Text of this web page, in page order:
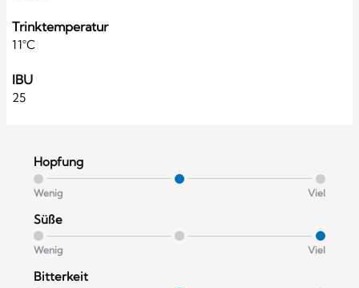
Trinktemperatur
11°C
IBU
25
Hopfung
Wenig Viel
Süße
Wenig Viel
Bitterkeit